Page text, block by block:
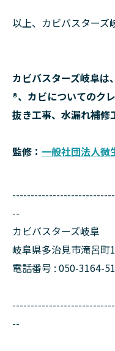
以上、カビバスターズ
カビバスターズ岐阜
®、カビについてのク
抜き工事、水漏れ補修
監修： 一般社団法人微
--
カビバスターズ岐阜
岐阜県多治見市滝呂町
電話番号 : 050-3164-
--